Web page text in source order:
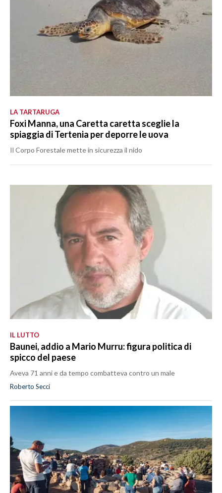
LA TARTARUGA
Foxi Manna, una Caretta caretta sceglie la
spiaggia di Tertenia per deporre le uova
Il Corpo Forestale mette in sicurezza il nido
IL LUTTO
Baunei, addio a Mario Murru: figura politica di
spicco del paese
Aveva 71 anni e da tempo combatteva contro un male
Roberto Secci